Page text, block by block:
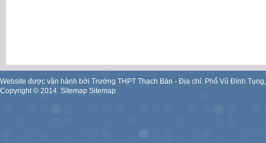
Website được vận hành bởi Trường THPT Thạch Bàn - Địa chỉ: Phố Vũ Đình
Copyright © 2014. Sitemap Sitemap